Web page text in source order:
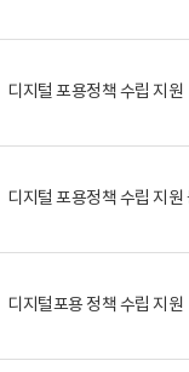
디지털 포용정책 수립 지원
디지털 포용정책 수립 지원
디지털포용 정책 수립 지원